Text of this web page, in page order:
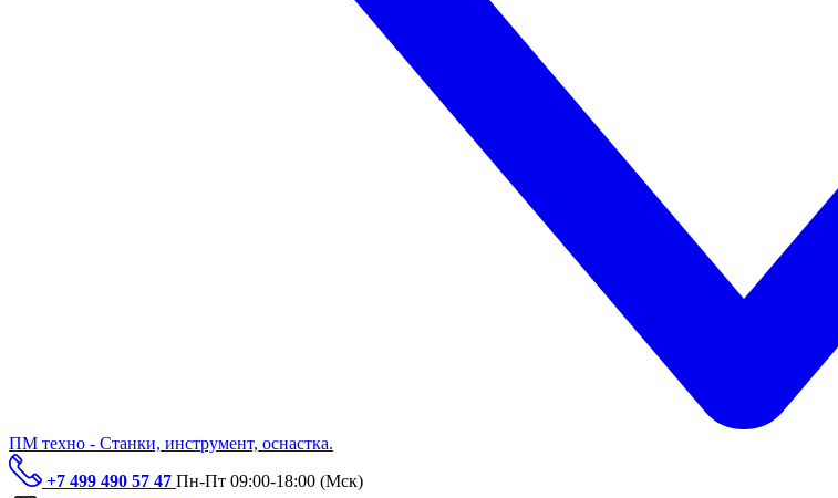
ПМ техно - Станки, инструмент, оснастка.
+7 499 490 57 47 Пн-Пт 09:00-18:00 (Мск)